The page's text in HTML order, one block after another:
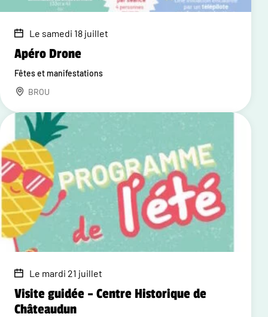
Le samedi 18 juillet
Apéro Drone
Fêtes et manifestations
BROU
Le mardi 21 juillet
Visite guidée – Centre Historique de
Châteaudun